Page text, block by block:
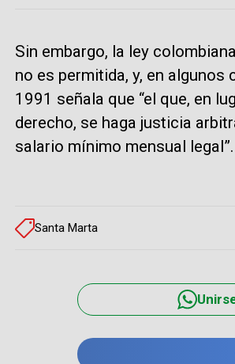
Sin embargo, la ley
no es permitida, y, en
1991 señala que “el que, en
derecho, se haga justicia
salario mínimo mensual legal”.
Santa Marta